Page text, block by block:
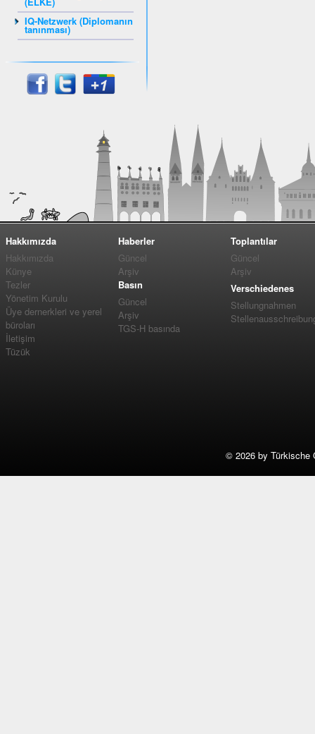
IQ-Netzwerk (Diplomanın
tanınması)
Hakkımızda
Hakkımızda
Künye
Tezler
Yönetim Kurulu
Üye dernerkleri ve yerel
büroları
İletişim
Tüzük
Haberler
Güncel
Arşiv
Basın
Güncel
Arşiv
TGS-H basında
Toplantılar
Güncel
Arşiv
Verschiedenes
Stellungnahmen
© 2026 by Türkische